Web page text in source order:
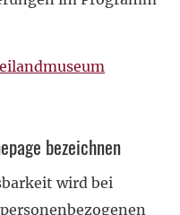
bezeichnen
wird bei